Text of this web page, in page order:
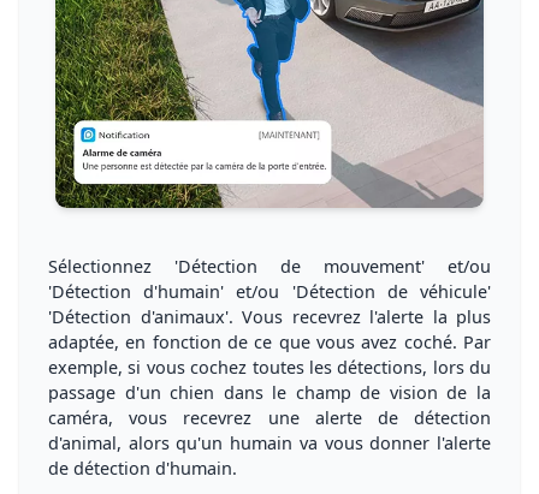
Sélectionnez 'Détection de mouvement' et/ou
'Détection d'humain' et/ou 'Détection de véhicule'
'Détection d'animaux'. Vous recevrez l'alerte la plus
adaptée, en fonction de ce que vous avez coché. Par
exemple, si vous cochez toutes les détections, lors du
passage d'un chien dans le champ de vision de la
caméra, vous recevrez une alerte de détection
d'animal, alors qu'un humain va vous donner l'alerte
de détection d'humain.